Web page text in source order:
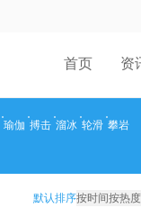
首页 资
瑜伽 搏击 溜冰 轮滑 攀岩
默认排序按时间按热度